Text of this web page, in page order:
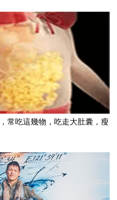
常吃這幾物，吃走大肚囊，瘦